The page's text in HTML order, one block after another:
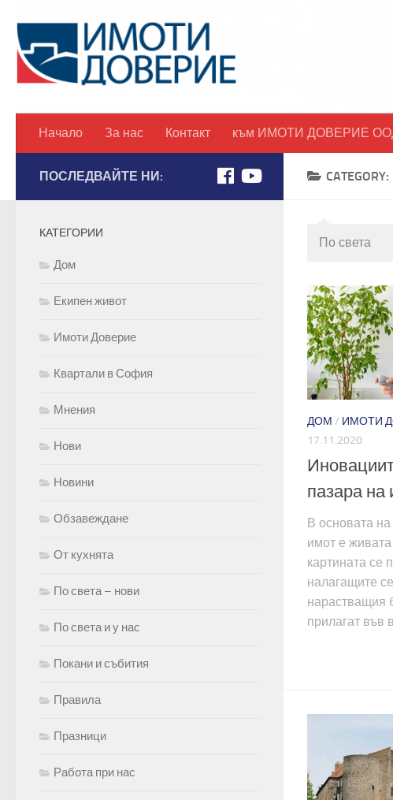
Начало За нас Контакт към ИМОТИ ДОВЕРИЕ
CATEGORY:
По света
ДОМ / ИМОТИ
17.11.2020
пазара на
В основата
имот е
картината се
налагащите
нарастващия
прилагат във
ПОСЛЕДВАЙТЕ НИ:
КАТЕГОРИИ
Дом
Екипен живот
Имоти Доверие
Квартали в София
Мнения
Нови
Новини
Обзавеждане
От кухнята
По света – нови
По света и у нас
Покани и събития
Правила
Празници
Работа при нас